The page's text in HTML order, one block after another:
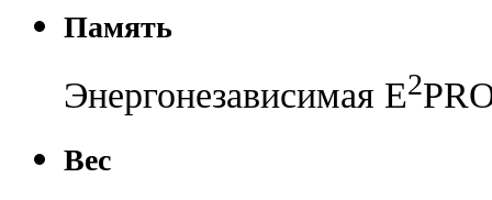
Память
Энергонезависимая E2
Вес